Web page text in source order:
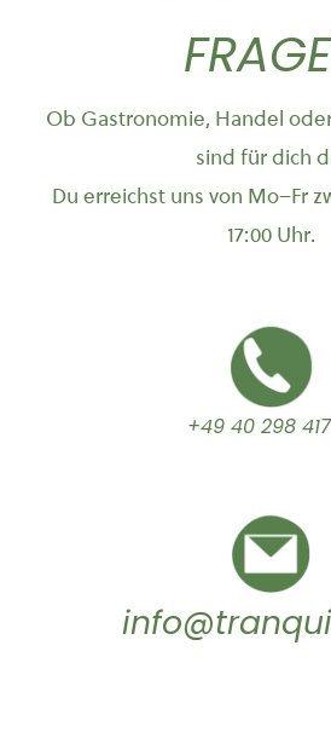
Ob Gastronomie, Handel
sind für dich
Du erreichst uns von Mo–Fr
17:00 Uhr.
+49 40 298